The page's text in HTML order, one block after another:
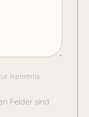
Kenntnis
Felder sind